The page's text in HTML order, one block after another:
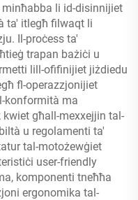
li id-disinnijiet
ta' itlegħ filwaqt li
Il-proċess ta'
trapan bażiċi u
lill-ofifinijiet jiżdiedu
fl-operazzjonijiet
konformità ma
għall-mexxejjin tal-
u regolamenti ta'
tal-motożewġiet
user-friendly
komponenti tneħħa
ergonomika tal-